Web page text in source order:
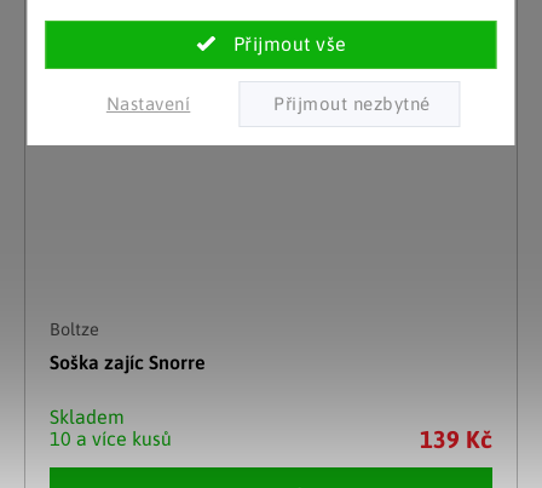
Nastavení
Boltze
Soška zajíc Snorre
Skladem
10 a více kusů
139 Kč